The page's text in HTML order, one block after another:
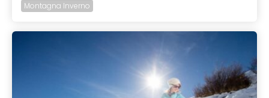
Montagna Inverno